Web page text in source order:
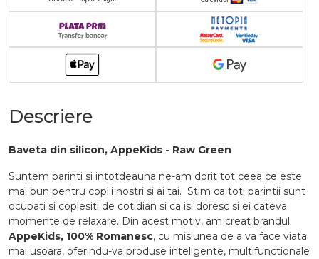
Descriere
Baveta din silicon, AppeKids - Raw Green
Suntem parinti si intotdeauna ne-am dorit tot ceea ce este
mai bun pentru copiii nostri si ai tai. Stim ca toti parintii sunt
ocupati si coplesiti de cotidian si ca isi doresc si ei cateva
momente de relaxare. Din acest motiv, am creat brandul
AppeKids, 100% Romanesc, cu misiunea de a va face viata
mai usoara, oferindu-va produse inteligente, multifunctionale